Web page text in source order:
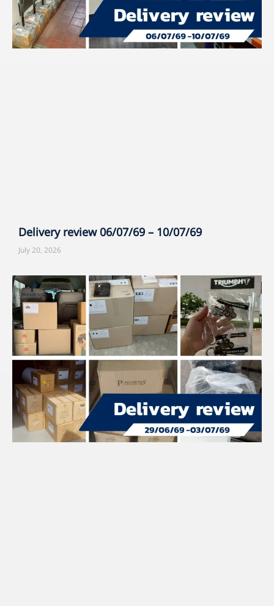
Delivery review 06/07/69 – 10/07/69
July 20, 2026